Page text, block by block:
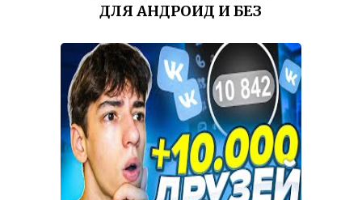
ДЛЯ АНДРОИД И БЕЗ